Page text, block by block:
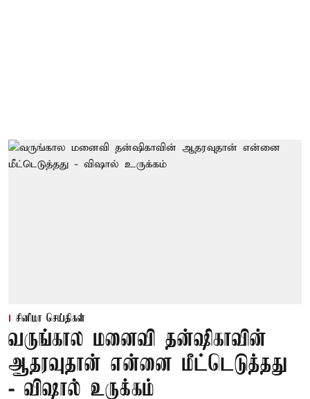
சினிமா செய்திகள்
வருங்கால மனைவி தன்ஷிகாவின்
ஆதரவுதான் என்னை மீட்டெடுத்தது
- விஷால் உருக்கம்